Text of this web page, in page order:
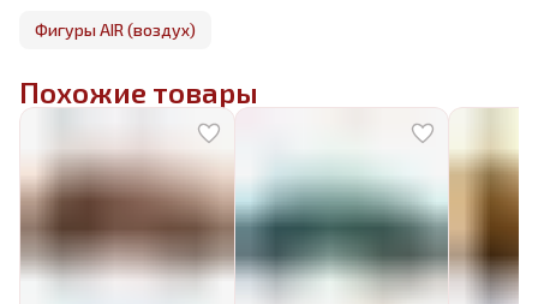
Фигуры AIR (воздух)
Похожие товары